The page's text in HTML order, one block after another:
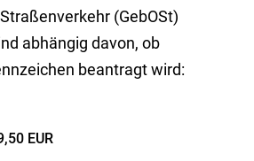
(GebOSt)
abhängig davon, ob
beantragt wird:
EUR